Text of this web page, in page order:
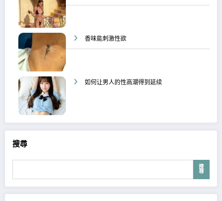
香味能刺激性欲
如何让男人的性高潮得到延续
搜尋
搜
尋